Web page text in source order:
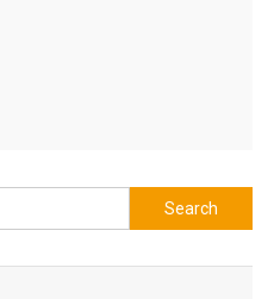
Search
for: